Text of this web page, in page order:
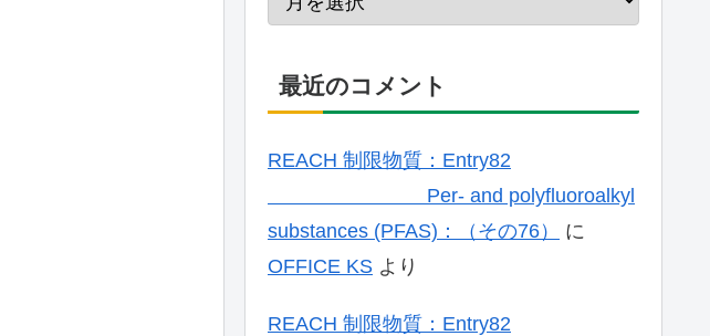
最近のコメント
REACH 制限物質：Entry82
Per- and polyfluoroalkyl
substances (PFAS)：（その76）
に
OFFICE KS より
REACH 制限物質：Entry82